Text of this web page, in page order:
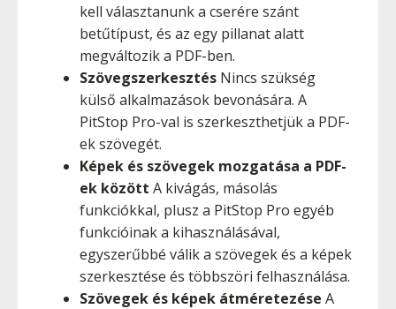
kell választanunk a cserére szánt
betűtípust, és az egy pillanat alatt
megváltozik a PDF-ben.
Szövegszerkesztés Nincs szükség
külső alkalmazások bevonására. A
PitStop Pro-val is szerkeszthetjük a PDF-
ek szövegét.
Képek és szövegek mozgatása a PDF-
ek között A kivágás, másolás
funkciókkal, plusz a PitStop Pro egyéb
funkcióinak a kihasználásával,
egyszerűbbé válik a szövegek és a képek
szerkesztése és többszöri felhasználása.
Szövegek és képek átméretezése A